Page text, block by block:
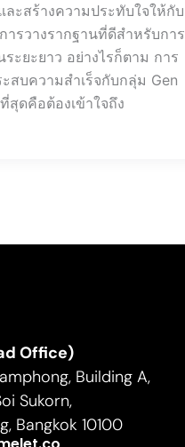
ละสร้างความประทับใจให้กับ
ารวางรากฐานที่ดีสำหรับการ
ระยะยาว อย่างไรก็ตาม การ
สบความสำเร็จกับกลุ่ม Gen
ดคือต้องเข้าใจถึง
Office)
Building A,
Sukorn,
Bangkok 10100